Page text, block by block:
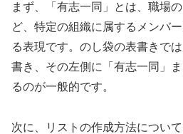
まず、「有志一同」とは、職場
ど、特定の組織に属するメンバ
る表現です。のし袋の表書きで
書き、その左側に「有志一同」
るのが一般的です。
次に、リストの作成方法について